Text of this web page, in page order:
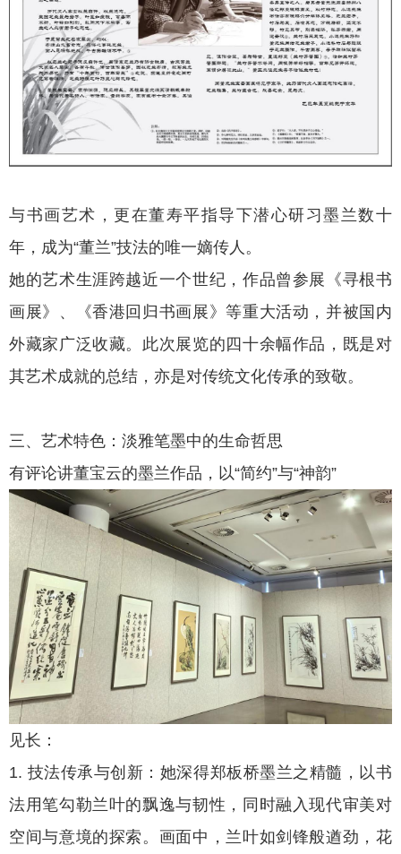
与书画艺术，更在董寿平指导下潜心研习墨兰数十
年，成为“董兰”技法的唯一嫡传人。
她的艺术生涯跨越近一个世纪，作品曾参展《寻根书
画展》、《香港回归书画展》等重大活动，并被国内
外藏家广泛收藏。此次展览的四十余幅作品，既是对
其艺术成就的总结，亦是对传统文化传承的致敬。
三、艺术特色：淡雅笔墨中的生命哲思
有评论讲董宝云的墨兰作品，以“简约”与“神韵”
见长：
1. 技法传承与创新：她深得郑板桥墨兰之精髓，以书
法用笔勾勒兰叶的飘逸与韧性，同时融入现代审美对
空间与意境的探索。画面中，兰叶如剑锋般遒劲，花